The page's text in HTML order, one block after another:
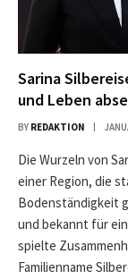
Sarina
und Leben
BY REDAKTION
Die Wurzeln von
einer Region, die
Bodenständigkeit
und bekannt für
spielte
Familienname